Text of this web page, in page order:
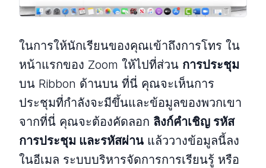
ในการให้นักเรียนของคุณเข้าถึงการโทร ใน
หน้าแรกของ Zoom ให้ไปที่ส่วน การประชุม
บน Ribbon ด้านบน ที่นี่ คุณจะเห็นการ
ประชุมที่กำลังจะมีขึ้นและข้อมูลของพวกเขา
จากที่นี่ คุณจะต้องคัดลอก ลิงก์คำเชิญ รหัส
การประชุม และรหัสผ่าน แล้ววางข้อมูลนี้ลง
ในอีเมล ระบบบริหารจัดการการเรียนรู้ หรือ